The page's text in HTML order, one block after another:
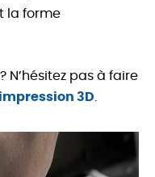
la forme
N’hésitez pas à faire
3D.